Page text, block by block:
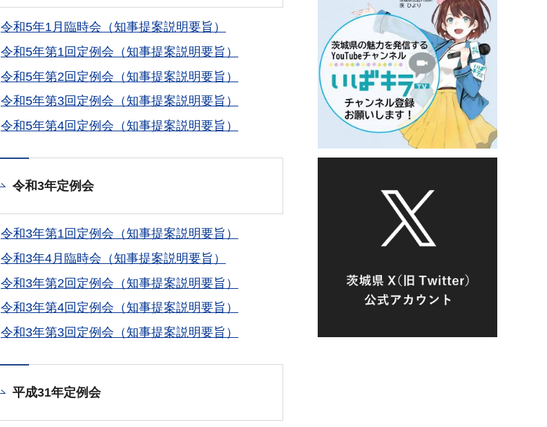
令和5年1月臨時会（知事提案説明要旨）
令和5年第1回定例会（知事提案説明要旨）
令和5年第2回定例会（知事提案説明要旨）
令和5年第3回定例会（知事提案説明要旨）
令和5年第4回定例会（知事提案説明要旨）
令和3年定例会
令和3年第1回定例会（知事提案説明要旨）
令和3年4月臨時会（知事提案説明要旨）
令和3年第2回定例会（知事提案説明要旨）
令和3年第4回定例会（知事提案説明要旨）
令和3年第3回定例会（知事提案説明要旨）
平成31年定例会